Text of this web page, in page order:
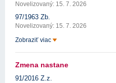
Novelizovaný: 15. 7. 2026
97/1963 Zb.
Novelizovaný: 15. 7. 2026
Zobraziť viac
Zmena nastane
91/2016 Z.z.